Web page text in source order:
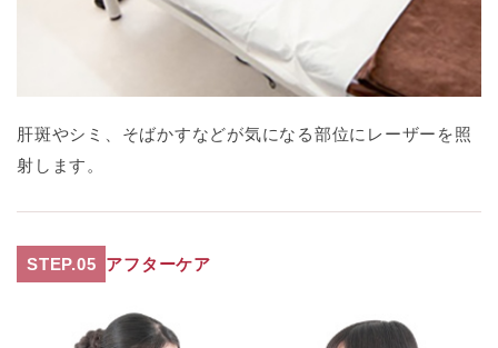
肝斑やシミ、そばかすなどが気になる部位にレーザーを照
射します。
STEP.05 アフターケア